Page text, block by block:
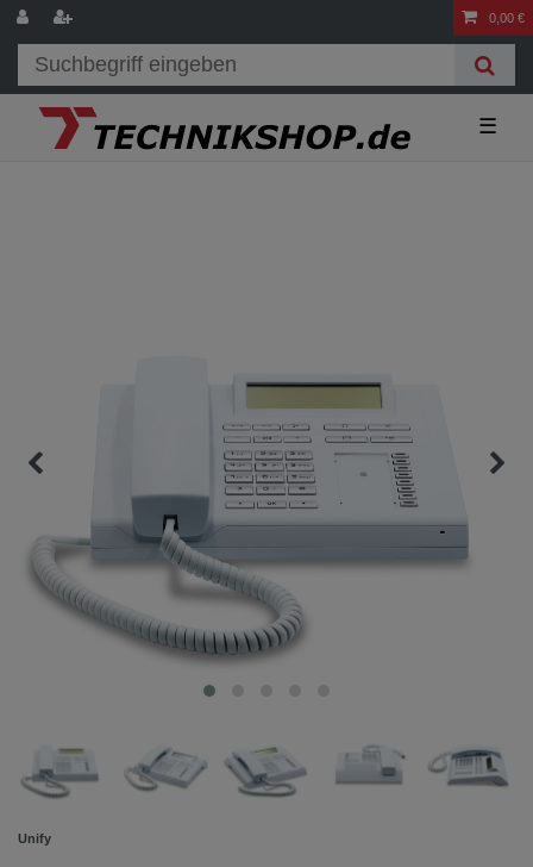
0,00 €
☰
Unify